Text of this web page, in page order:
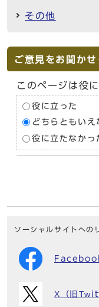
その他
ご意見をお聞かせ
このページは役
役に立った
どちらともいえ
役に立たなかっ
ソーシャルサイトへの
X（旧